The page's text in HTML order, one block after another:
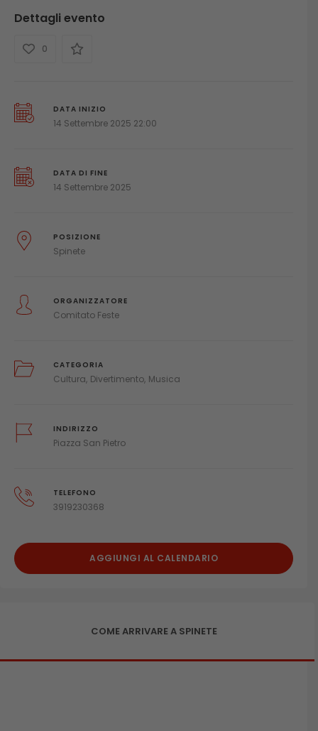
Dettagli evento
0
DATA INIZIO
14 Settembre 2025 22:00
DATA DI FINE
14 Settembre 2025
POSIZIONE
Spinete
ORGANIZZATORE
Comitato Feste
CATEGORIA
Cultura Divertimento Musica
INDIRIZZO
Piazza San Pietro
TELEFONO
3919230368
AGGIUNGI AL CALENDARIO
COME ARRIVARE A SPINETE